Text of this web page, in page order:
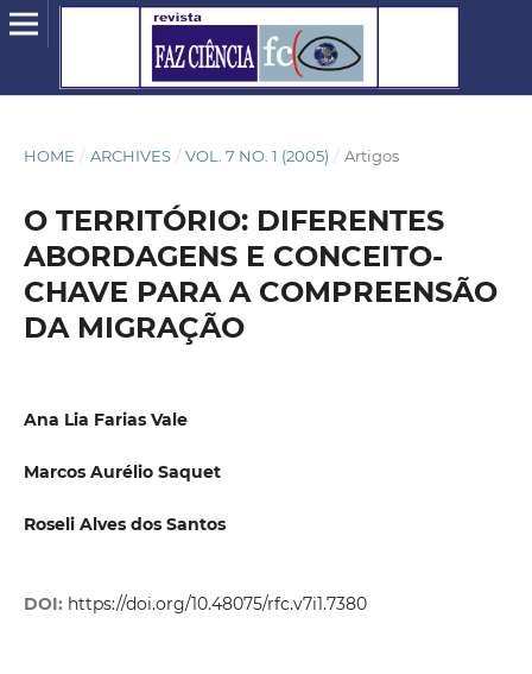
HOME / ARCHIVES / VOL. 7 NO. 1 (2005) / Artigos
O TERRITÓRIO: DIFERENTES
ABORDAGENS E CONCEITO-
CHAVE PARA A COMPREENSÃO
DA MIGRAÇÃO
Ana Lia Farias Vale
Marcos Aurélio Saquet
Roseli Alves dos Santos
DOI: https://doi.org/10.48075/rfc.v7i1.7380